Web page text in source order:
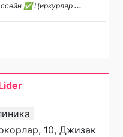
✅️ Циркурляр ...
10, Джизак